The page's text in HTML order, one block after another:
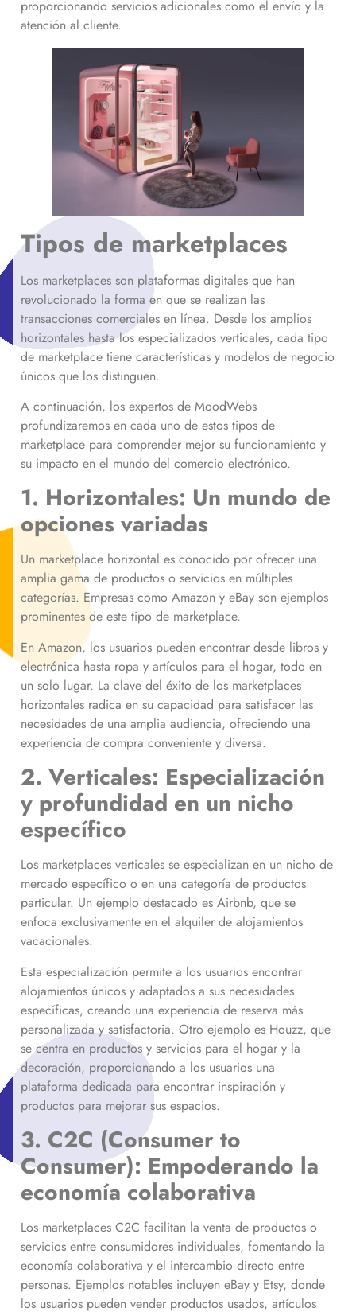
proporcionando servicios adicionales como el envío y la
atención al cliente.
Tipos de marketplaces
Los marketplaces son plataformas digitales que han
revolucionado la forma en que se realizan las
transacciones comerciales en línea. Desde los amplios
horizontales hasta los especializados verticales, cada tipo
de marketplace tiene características y modelos de negocio
únicos que los distinguen.
A continuación, los expertos de MoodWebs
profundizaremos en cada uno de estos tipos de
marketplace para comprender mejor su funcionamiento y
su impacto en el mundo del comercio electrónico.
1. Horizontales: Un mundo de
opciones variadas
Un marketplace horizontal es conocido por ofrecer una
amplia gama de productos o servicios en múltiples
categorías. Empresas como Amazon y eBay son ejemplos
prominentes de este tipo de marketplace.
En Amazon, los usuarios pueden encontrar desde libros y
electrónica hasta ropa y artículos para el hogar, todo en
un solo lugar. La clave del éxito de los marketplaces
horizontales radica en su capacidad para satisfacer las
necesidades de una amplia audiencia, ofreciendo una
experiencia de compra conveniente y diversa.
2. Verticales: Especialización
y profundidad en un nicho
específico
Los marketplaces verticales se especializan en un nicho de
mercado específico o en una categoría de productos
particular. Un ejemplo destacado es Airbnb, que se
enfoca exclusivamente en el alquiler de alojamientos
vacacionales.
Esta especialización permite a los usuarios encontrar
alojamientos únicos y adaptados a sus necesidades
específicas, creando una experiencia de reserva más
personalizada y satisfactoria. Otro ejemplo es Houzz, que
se centra en productos y servicios para el hogar y la
decoración, proporcionando a los usuarios una
plataforma dedicada para encontrar inspiración y
productos para mejorar sus espacios.
3. C2C (Consumer to
Consumer): Empoderando la
economía colaborativa
Los marketplaces C2C facilitan la venta de productos o
servicios entre consumidores individuales, fomentando la
economía colaborativa y el intercambio directo entre
personas. Ejemplos notables incluyen eBay y Etsy, donde
los usuarios pueden vender productos usados, artículos